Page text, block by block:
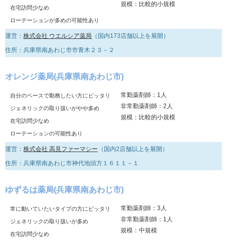
在宅訪問少なめ
ローテーションが多めの可能性あり
規模：比較的小規模
運営： 株式会社 ウエルシア薬局 （国内173店舗以上を展開）
住所：兵庫県南あわじ市市青木２３－２
オレンジ薬局(兵庫県南あわじ市)
自分のペースで勤務したい方にピッタリ
ジェネリックの取り扱いがやや多め
在宅訪問少なめ
ローテーションの可能性あり
常勤薬剤師：1人
非常勤薬剤師：2人
規模：比較的小規模
運営： 株式会社 高見ファーマシー （国内2店舗以上を展開）
住所：兵庫県南あわじ市神代地頭方１６１１－１
ゆずるは薬局(兵庫県南あわじ市)
常に動いていたいタイプの方にピッタリ
ジェネリックの取り扱いが多め
在宅訪問少なめ
常勤薬剤師：3人
非常勤薬剤師：1人
規模：中規模